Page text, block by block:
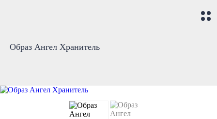
Образ Ангел Хранитель